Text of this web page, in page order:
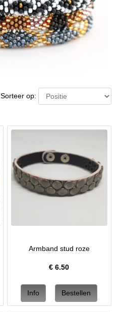
Sorteer op:
Armband stud roze
€6.50